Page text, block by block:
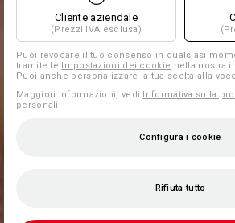
Cliente aziendale
(Prezzi IVA esclusa)
Puoi revocare il tuo consenso in qualsiasi
tramite le Impostazioni dei cookie nella nostra
Puoi anche personalizzare la tua scelta alla
Maggiori informazioni, vedi Informativa sulla
personali .
Configura i cookie
Rifiuta tutto